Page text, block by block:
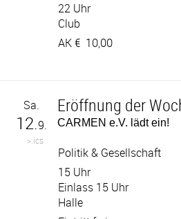
22 Uhr
Club
AK € 10,00
Sa.
12.9.
>.ics
Eröffnung der
CARMEN e.V. lädt ein!
Politik & Gesellschaft
15 Uhr
Einlass 15 Uhr
Halle